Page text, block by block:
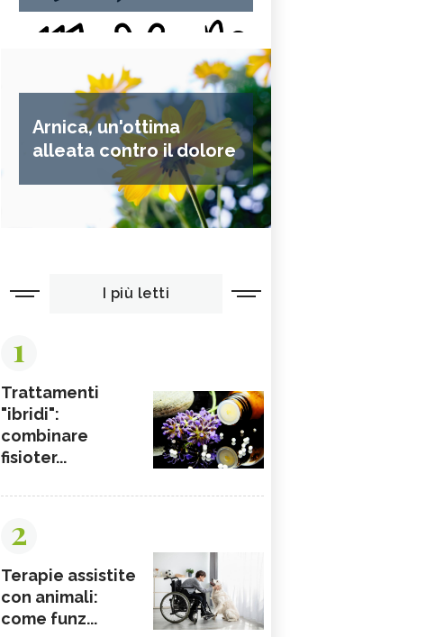
Arnica, un'ottima
alleata contro il dolore
I più letti
1
Trattamenti
"ibridi":
combinare
fisioter...
2
Terapie assistite
con animali:
come funz...